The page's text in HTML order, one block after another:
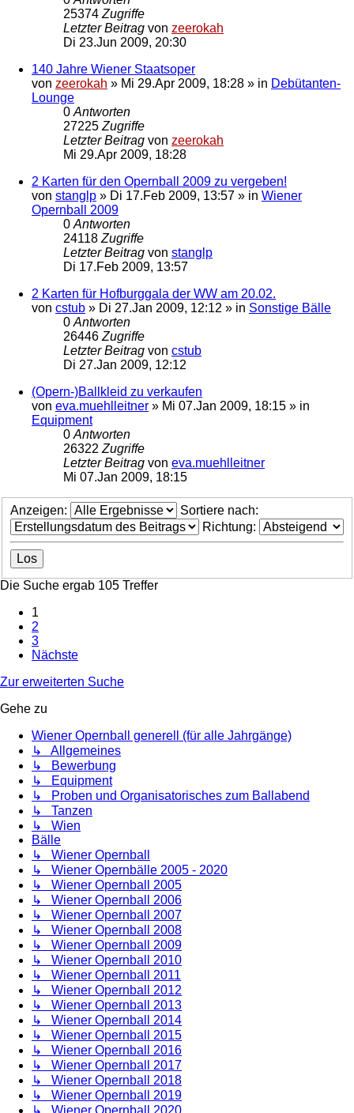
25374 Zugriffe
Letzter Beitrag von zeerokah
Di 23.Jun 2009, 20:30
140 Jahre Wiener Staatsoper
von zeerokah » Mi 29.Apr 2009, 18:28 » in Debütanten-
Lounge
0 Antworten
27225 Zugriffe
Letzter Beitrag von zeerokah
Mi 29.Apr 2009, 18:28
2 Karten für den Opernball 2009 zu vergeben!
von stanglp » Di 17.Feb 2009, 13:57 » in Wiener
Opernball 2009
0 Antworten
24118 Zugriffe
Letzter Beitrag von stanglp
Di 17.Feb 2009, 13:57
2 Karten für Hofburggala der WW am 20.02.
von cstub » Di 27.Jan 2009, 12:12 » in Sonstige Bälle
0 Antworten
26446 Zugriffe
Letzter Beitrag von cstub
Di 27.Jan 2009, 12:12
(Opern-)Ballkleid zu verkaufen
von eva.muehlleitner » Mi 07.Jan 2009, 18:15 » in
Equipment
0 Antworten
26322 Zugriffe
Letzter Beitrag von eva.muehlleitner
Mi 07.Jan 2009, 18:15
Anzeigen:
Sortiere nach:
Richtung:
Die Suche ergab 105 Treffer
1
2
3
Nächste
Zur erweiterten Suche
Gehe zu
Wiener Opernball generell (für alle Jahrgänge)
↳ Allgemeines
↳ Bewerbung
↳ Equipment
↳ Proben und Organisatorisches zum Ballabend
↳ Tanzen
↳ Wien
Bälle
↳ Wiener Opernball
↳ Wiener Opernbälle 2005 - 2020
↳ Wiener Opernball 2005
↳ Wiener Opernball 2006
↳ Wiener Opernball 2007
↳ Wiener Opernball 2008
↳ Wiener Opernball 2009
↳ Wiener Opernball 2010
↳ Wiener Opernball 2011
↳ Wiener Opernball 2012
↳ Wiener Opernball 2013
↳ Wiener Opernball 2014
↳ Wiener Opernball 2015
↳ Wiener Opernball 2016
↳ Wiener Opernball 2017
↳ Wiener Opernball 2018
↳ Wiener Opernball 2019